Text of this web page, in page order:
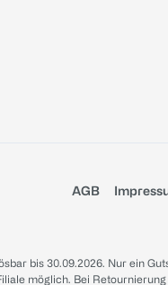
AGB
bis 30.09.2026. Nur ein
möglich. Bei